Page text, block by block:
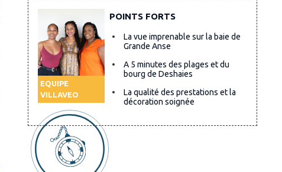
EQUIPE
VILLAVEO
POINTS FORTS
La vue imprenable sur la baie de
Grande Anse
A 5 minutes des plages et du
bourg de Deshaies
La qualité des prestations et la
décoration soignée